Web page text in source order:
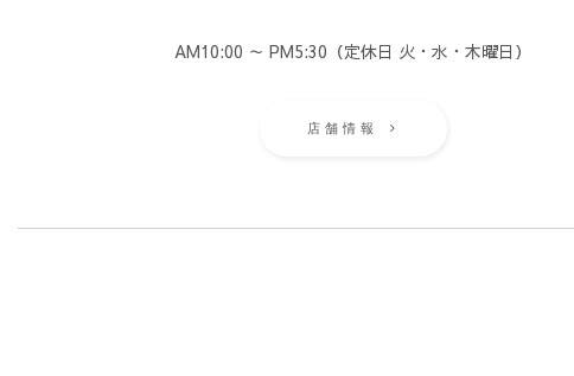
AM10:00 ～ PM5:30（定休日 火・水・木曜日）
店舗情報